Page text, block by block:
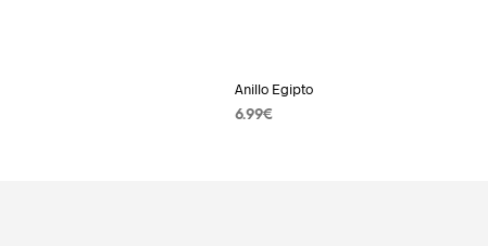
Anillo Egipto
6.99€